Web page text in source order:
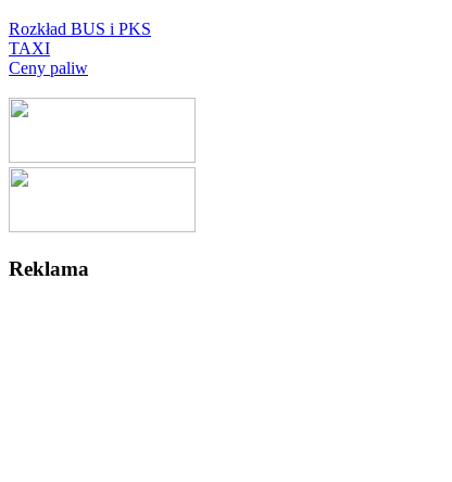
Rozkład BUS i PKS
TAXI
Ceny paliw
Reklama